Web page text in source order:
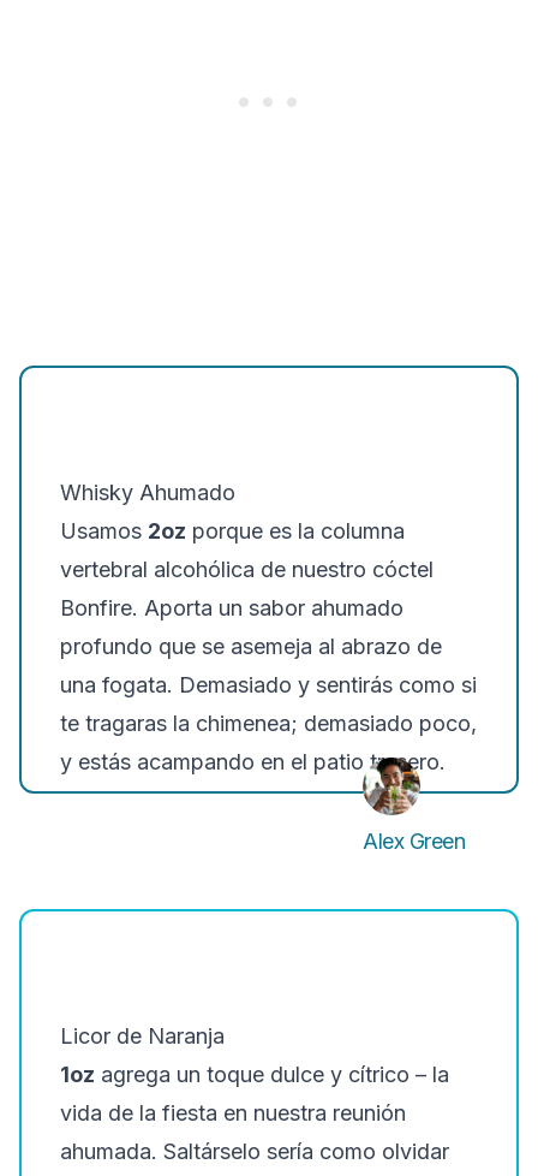
Whisky Ahumado
Usamos 2oz porque es la columna
vertebral alcohólica de nuestro cóctel
Bonfire. Aporta un sabor ahumado
profundo que se asemeja al abrazo de
una fogata. Demasiado y sentirás como si
te tragaras la chimenea; demasiado poco,
y estás acampando en el patio trasero.
Alex Green
Licor de Naranja
1oz agrega un toque dulce y cítrico – la
vida de la fiesta en nuestra reunión
ahumada. Saltárselo sería como olvidar